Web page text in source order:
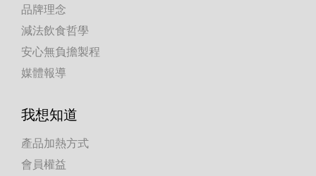
品牌理念
減法飲食哲學
安心無負擔製程
媒體報導
我想知道
產品加熱方式
會員權益